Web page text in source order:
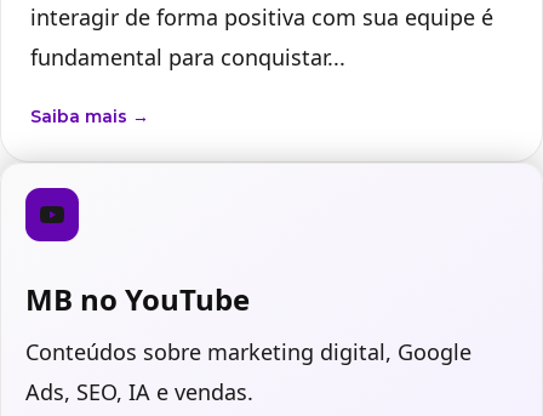
interagir de forma positiva com sua equipe é
fundamental para conquistar...
Saiba mais →
MB no YouTube
Conteúdos sobre marketing digital, Google
Ads, SEO, IA e vendas.